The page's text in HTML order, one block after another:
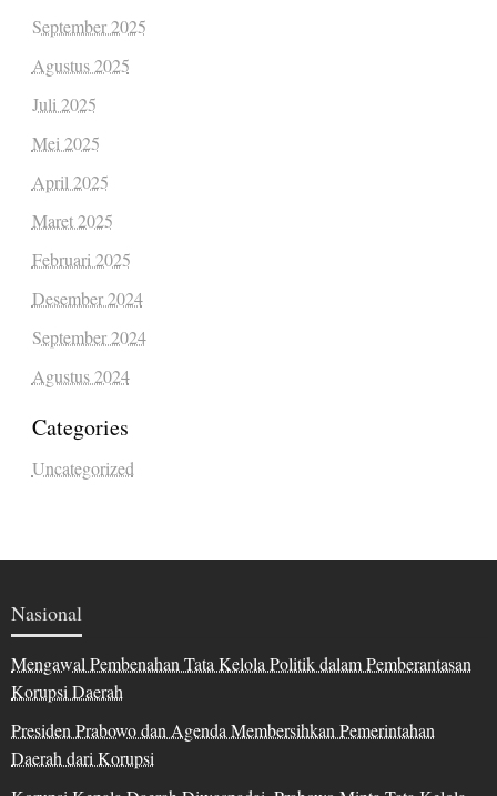
September 2025
Agustus 2025
Juli 2025
Mei 2025
April 2025
Maret 2025
Februari 2025
Desember 2024
September 2024
Agustus 2024
Categories
Uncategorized
Nasional
Mengawal Pembenahan Tata Kelola Politik dalam Pemberantasan
Korupsi Daerah
Presiden Prabowo dan Agenda Membersihkan Pemerintahan
Daerah dari Korupsi